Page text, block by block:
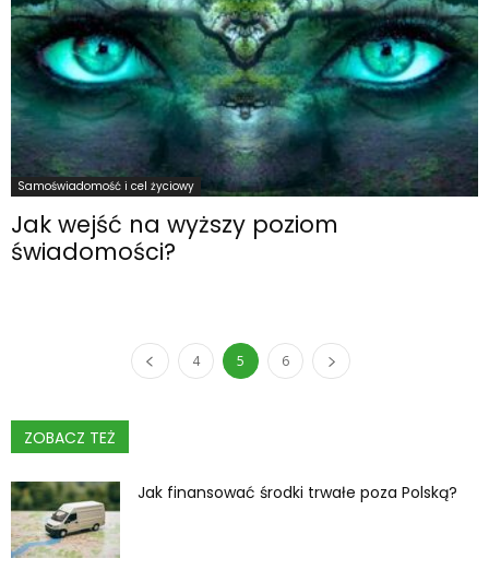
Samoświadomość i cel życiowy
Jak wejść na wyższy poziom
świadomości?
4 5 6
ZOBACZ TEŻ
Jak finansować środki trwałe poza Polską?